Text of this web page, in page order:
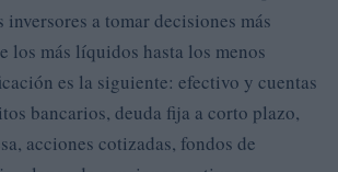
inversores a tomar decisiones más
los más líquidos hasta los menos
es la siguiente: efectivo y cuentas
bancarios, deuda fija a corto plazo,
acciones cotizadas, fondos de